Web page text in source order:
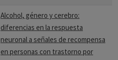
Alcohol, género y cerebro:
diferencias en la respuesta
neuronal a señales de recompensa
en personas con trastorno por